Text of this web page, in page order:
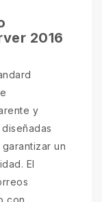
2016
y
un
El
con